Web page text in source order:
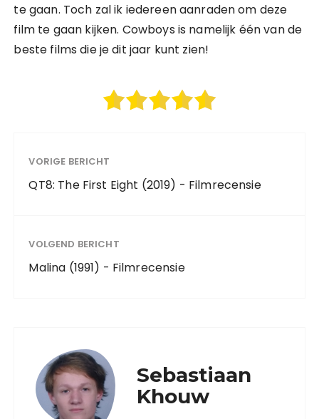
te gaan. Toch zal ik iedereen aanraden om deze
film te gaan kijken. Cowboys is namelijk één van de
beste films die je dit jaar kunt zien!
VORIGE BERICHT
QT8: The First Eight (2019) - Filmrecensie
VOLGEND BERICHT
Malina (1991) - Filmrecensie
Sebastiaan
Khouw